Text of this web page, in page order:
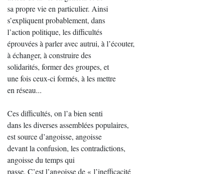
sa propre vie en particulier. Ainsi
s’expliquent probablement, dans
l’action politique, les difficultés
éprouvées à parler avec autrui, à l’écouter,
à échanger, à construire des
solidarités, former des groupes, et
une fois ceux-ci formés, à les mettre
en réseau...
Ces difficultés, on l’a bien senti
dans les diverses assemblées populaires,
est source d’angoisse, angoisse
devant la confusion, les contradictions,
angoisse du temps qui
passe. C’est l’angoisse de « l’inefficacité